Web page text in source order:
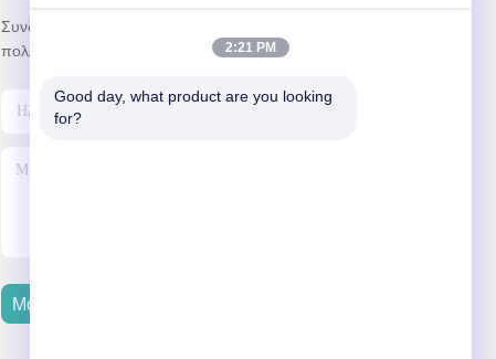
Συνδρομηθείτε στο ενημερωτικό μας δελτίο για εκπτώσεις και
πολλά άλλα.
Μας Ελάτε Σε Επαφή Με
2:21 PM
Good day, what product are you looking
for?